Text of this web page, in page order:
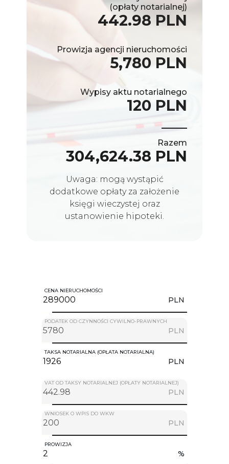
(opłaty notarialnej)
442.98 PLN
Prowizja agencji nieruchomości
5,780 PLN
Wypisy aktu notarialnego
120 PLN
Razem
304,624.38 PLN
Uwaga: mogą wystąpić
dodatkowe opłaty za założenie
księgi wieczystej oraz
ustanowienie hipoteki.
CENA NIERUCHOMOŚCI
PLN
PODATEK OD CZYNNOŚCI CYWILNO-PRAWNYCH
PLN
TAKSA NOTARIALNA (OPŁATA NOTARIALNA)
PLN
VAT OD TAKSY NOTARIALNEJ (OPŁATY NOTARIALNEJ)
PLN
WNIOSEK O WPIS DO WKW
PLN
PROWIZJA
%